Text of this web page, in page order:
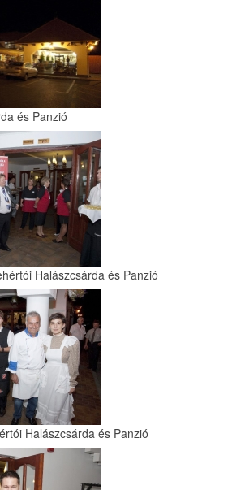
és Panzió
Halászcsárda és Panzió
Halászcsárda és Panzió